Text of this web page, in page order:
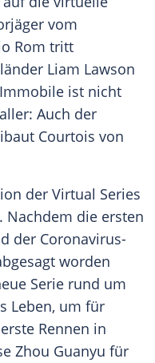
vom
Rom tritt
Liam Lawson
Immobile ist nicht
Auch der
Courtois von
der Virtual Series
Nachdem die ersten
der Coronavirus-
worden
Serie rund um
Leben, um für
Rennen in
Zhou Guanyu für